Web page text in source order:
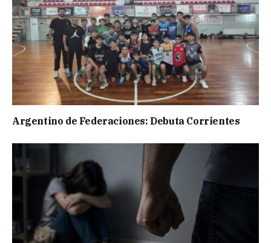
Argentino de Federaciones: Debuta Corrientes